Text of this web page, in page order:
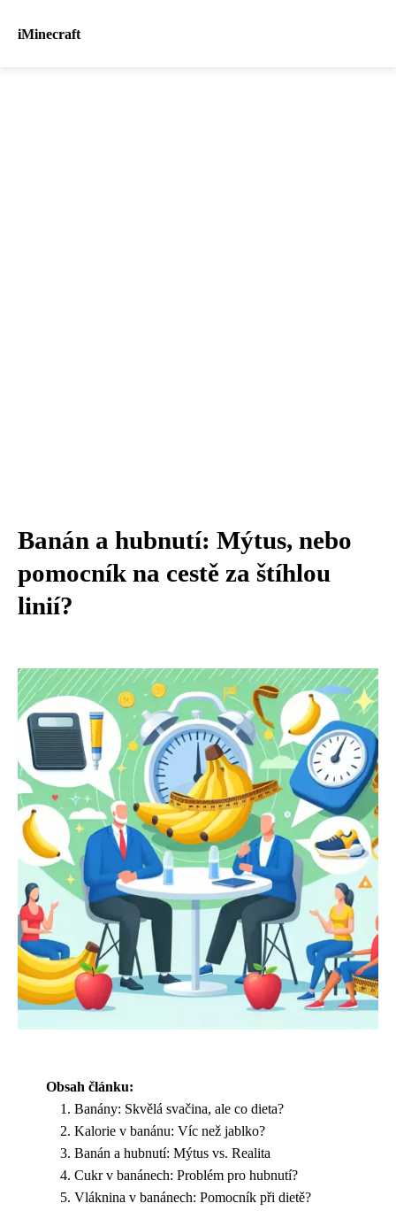
iMinecraft
Banán a hubnutí: Mýtus, nebo
pomocník na cestě za štíhlou
linií?
Obsah článku:
Banány: Skvělá svačina, ale co dieta?
Kalorie v banánu: Víc než jablko?
Banán a hubnutí: Mýtus vs. Realita
Cukr v banánech: Problém pro hubnutí?
Vláknina v banánech: Pomocník při dietě?